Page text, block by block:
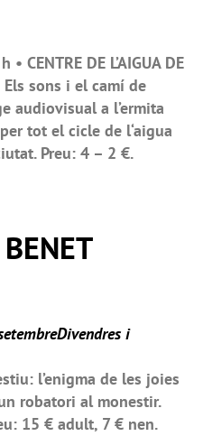
CENTRE DE L’AIGUA DE
Els sons i el camí de
audiovisual a l’ermita
tot el cicle de l‘aigua
Preu: 4 – 2 €.
i
l’enigma de les joies
robatori al monestir.
15 € adult, 7 € nen.